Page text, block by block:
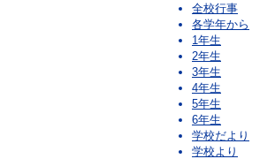
全校行事
各学年から
1年生
2年生
3年生
4年生
5年生
6年生
学校だより
学校より